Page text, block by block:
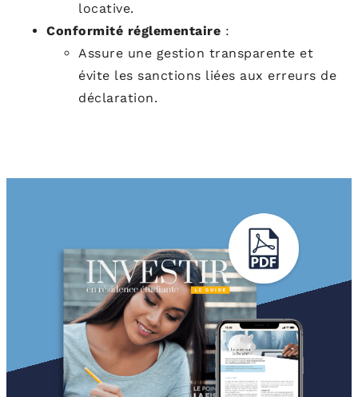
locative.
Conformité réglementaire :
Assure une gestion transparente et
évite les sanctions liées aux erreurs de
déclaration.